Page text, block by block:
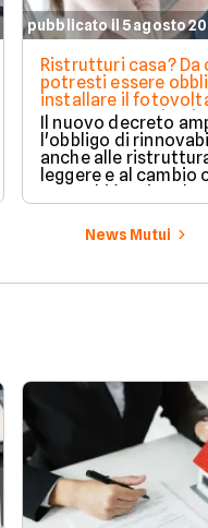
pubblicato il 5 agosto
Ristrutturi casa? Da
potresti essere
installare il
nuova norma che
milioni di italiani
Il nuovo decreto
l'obbligo di
anche alle
leggere e al cambio
ecco chi è
cambia in pratica.
News Mutui